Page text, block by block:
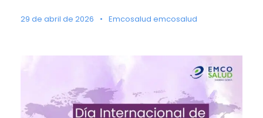
29 de abril de 2026 • Emcosalud emcosalud